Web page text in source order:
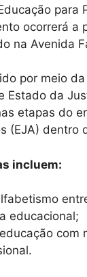
para
ocorrerá a
na Avenida
por meio
Estado da
etapas do
(EJA) dentro
incluem:
educacional;
com